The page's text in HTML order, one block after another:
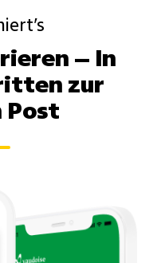
– In
zur
Post